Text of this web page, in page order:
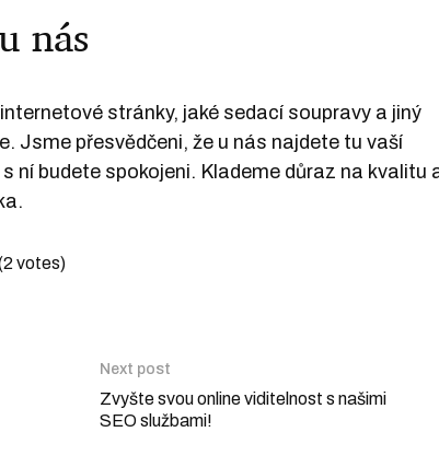
nás
stránky, jaké sedací soupravy a jiný
Jsme přesvědčeni, že u nás najdete tu vaší
ní budete spokojeni. Klademe důraz na kvalitu
votes)
Next post
Zvyšte svou online viditelnost s našimi
SEO službami!